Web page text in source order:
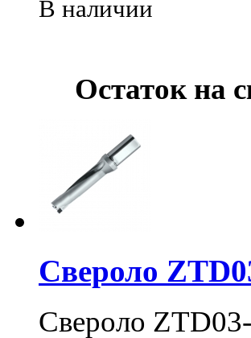
В наличии
Остаток на
Свероло
Свероло